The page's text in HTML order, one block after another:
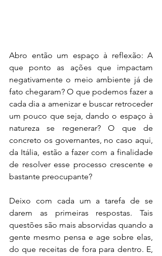
Abro então um espaço à reflexão: A
que ponto as ações que impactam
negativamente o meio ambiente já de
fato chegaram? O que podemos fazer a
cada dia a amenizar e buscar retroceder
um pouco que seja, dando o espaço à
natureza se regenerar? O que de
concreto os governantes, no caso aqui,
da Itália, estão a fazer com a finalidade
de resolver esse processo crescente e
bastante preocupante?
Deixo com cada um a tarefa de se
darem as primeiras respostas. Tais
questões são mais absorvidas quando a
gente mesmo pensa e age sobre elas,
do que receitas de fora para dentro. E,